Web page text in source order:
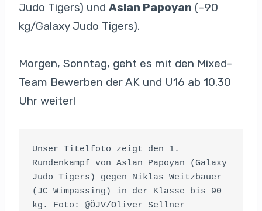
Judo Tigers) und Aslan Papoyan (-90
kg/Galaxy Judo Tigers).
Morgen, Sonntag, geht es mit den Mixed-
Team Bewerben der AK und U16 ab 10.30
Uhr weiter!
Unser Titelfoto zeigt den 1.
Rundenkampf von Aslan Papoyan (Galaxy
Judo Tigers) gegen Niklas Weitzbauer
(JC Wimpassing) in der Klasse bis 90
kg. Foto: @ÖJV/Oliver Sellner